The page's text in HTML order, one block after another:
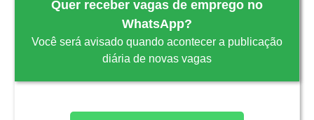
Quer receber vagas de emprego no
WhatsApp?
Você será avisado quando acontecer a publicação
diária de novas vagas